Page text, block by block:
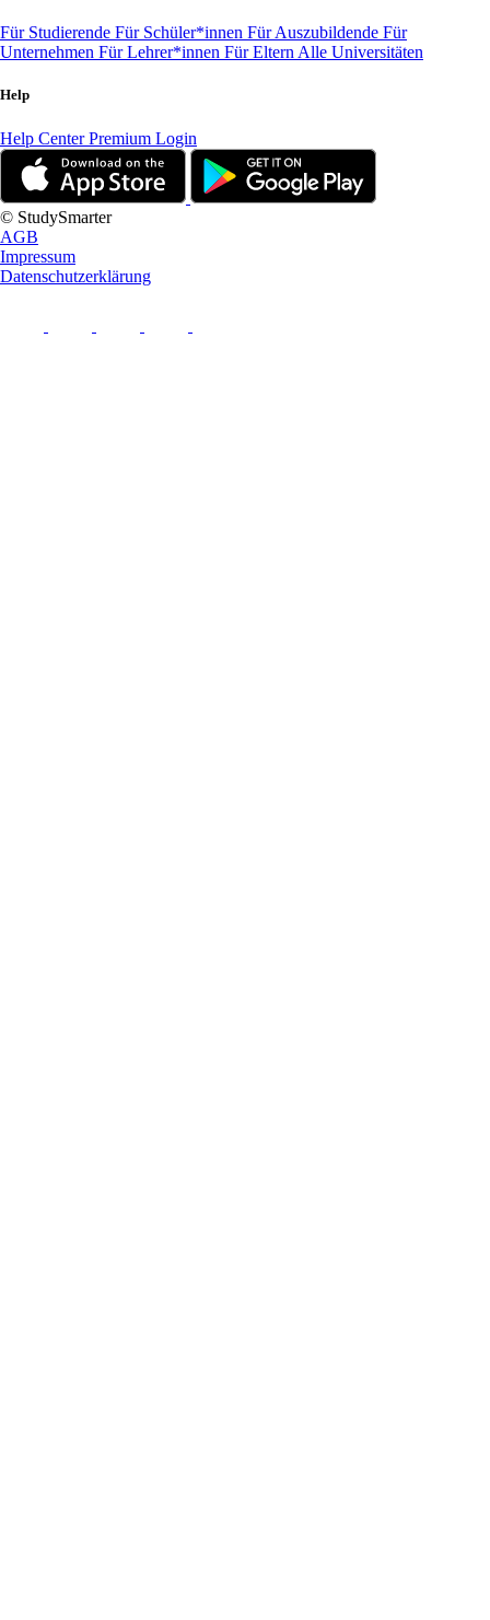
Für Studierende Für Schüler*innen Für Auszubildende Für
Unternehmen Für Lehrer*innen Für Eltern Alle Universitäten
Help
Help CenterPremium Login
© StudySmarter
AGB
Impressum
Datenschutzerklärung